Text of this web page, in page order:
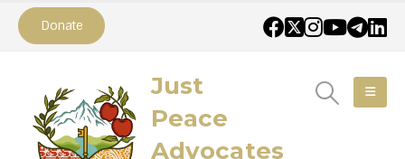
Donate
Just
Peace
Advocates